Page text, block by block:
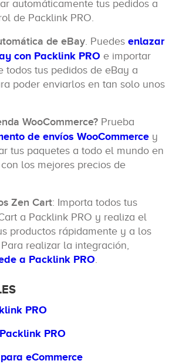
automáticamente tus pedidos a
de Packlink PRO.
de eBay. Puedes enlazar
con Packlink PRO e importar
todos tus pedidos de eBay a
poder enviarlos en tan solo unos
WooCommerce? Prueba
de envíos WooCommerce y
tus paquetes a todo el mundo en
los mejores precios de
Zen Cart: Importa todos tus
a Packlink PRO y realiza el
productos rápidamente y a los
realizar la integración,
a Packlink PRO.
PRO
PRO
eCommerce